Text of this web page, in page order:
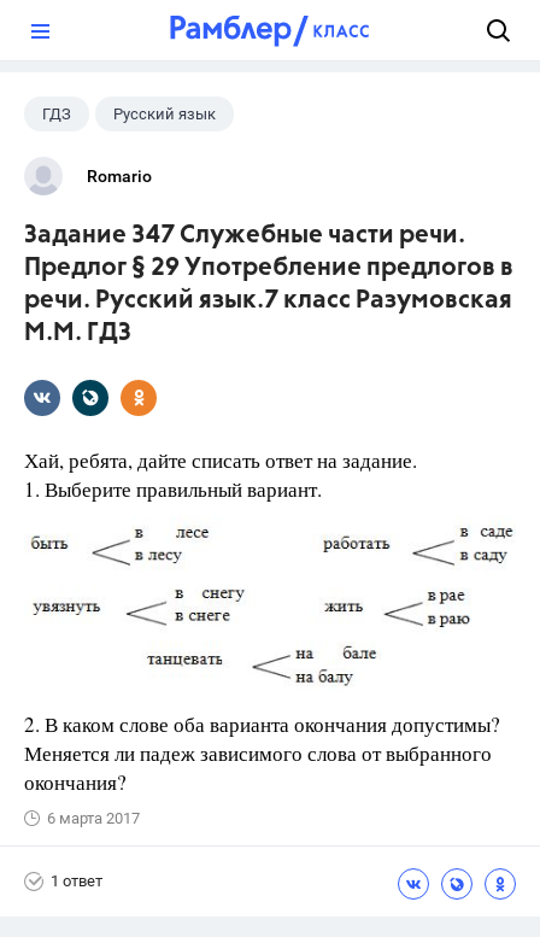
ГДЗ Русский язык
Разумовская М.М.
Romario
Задание 347 Служебные части речи.
Предлог § 29 Употребление предлогов в
речи. Русский язык.7 класс Разумовская
М.М. ГДЗ
Хай, ребята, дайте списать ответ на задание.
1. Выберите правильный вариант.
2. В каком слове оба варианта окончания допустимы?
Меняется ли падеж зависимого слова от выбранного
окончания?
6 марта 2017
1 ответ